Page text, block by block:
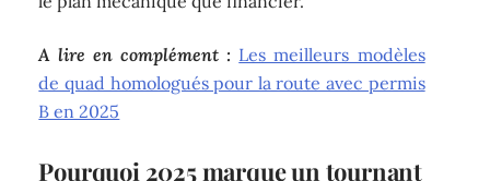
A lire en complément : Les meilleurs modèles
de quad homologués pour la route avec permis
B en 2025
Pourquoi 2025 marque un tournant